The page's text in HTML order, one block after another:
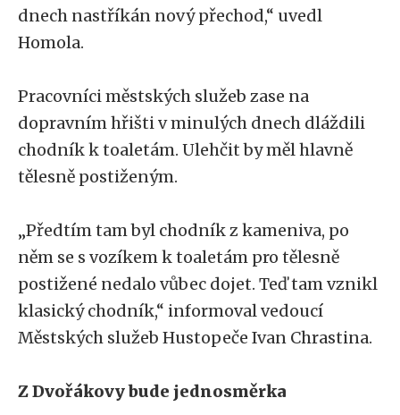
dnech nastříkán nový přechod,“ uvedl
Homola.
Pracovníci městských služeb zase na
dopravním hřišti v minulých dnech dláždili
chodník k toaletám. Ulehčit by měl hlavně
tělesně postiženým.
„Předtím tam byl chodník z kameniva, po
něm se s vozíkem k toaletám pro tělesně
postižené nedalo vůbec dojet. Teď tam vznikl
klasický chodník,“ informoval vedoucí
Městských služeb Hustopeče Ivan Chrastina.
Z Dvořákovy bude jednosměrka